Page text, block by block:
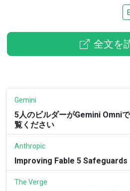
全文を
Gemini
5人のビルダーがGemini Omni
覧ください
Anthropic
Improving Fable 5 Safeguards
The Verge